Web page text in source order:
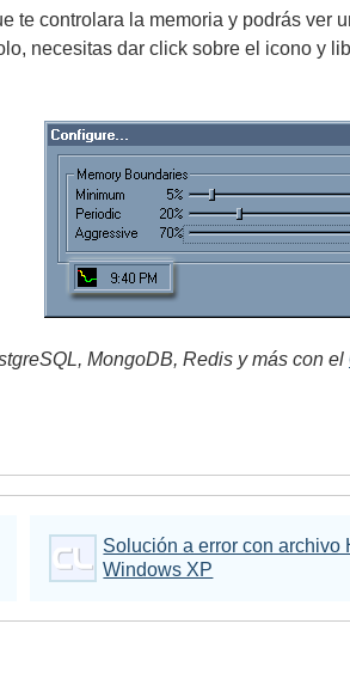
te controlara la memoria y podrás
necesitas dar click sobre el icono y
MongoDB, Redis y más con el
Solución a error con archivo
Windows XP